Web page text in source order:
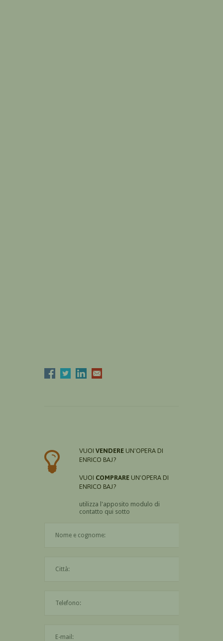
VUOI VENDERE UN'OPERA DI
ENRICO BAJ?
VUOI COMPRARE UN'OPERA DI
ENRICO BAJ?
utilizza l'apposito modulo di
contatto qui sotto